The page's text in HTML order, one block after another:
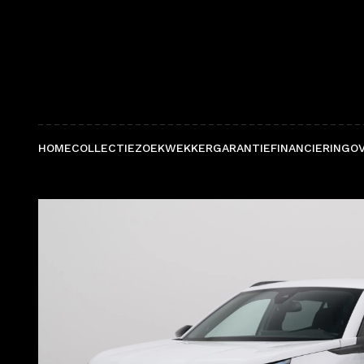
HOMECOLLECTIEZOEKWEKKERGARANTIEFINANCIERING